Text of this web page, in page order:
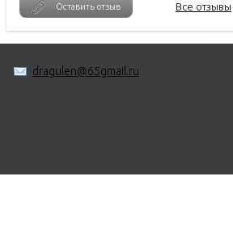
Оставить отзыв Все отзывы
dragulen@65gmail.ru